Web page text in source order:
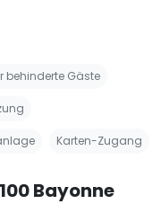
behinderte Gäste
Karten-Zugang
Bayonne